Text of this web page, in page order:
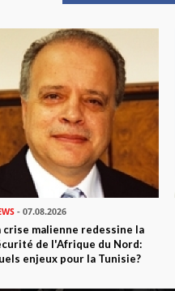
- 07.08.2026
crise malienne redessine la
de l'Afrique du Nord:
enjeux pour la Tunisie?